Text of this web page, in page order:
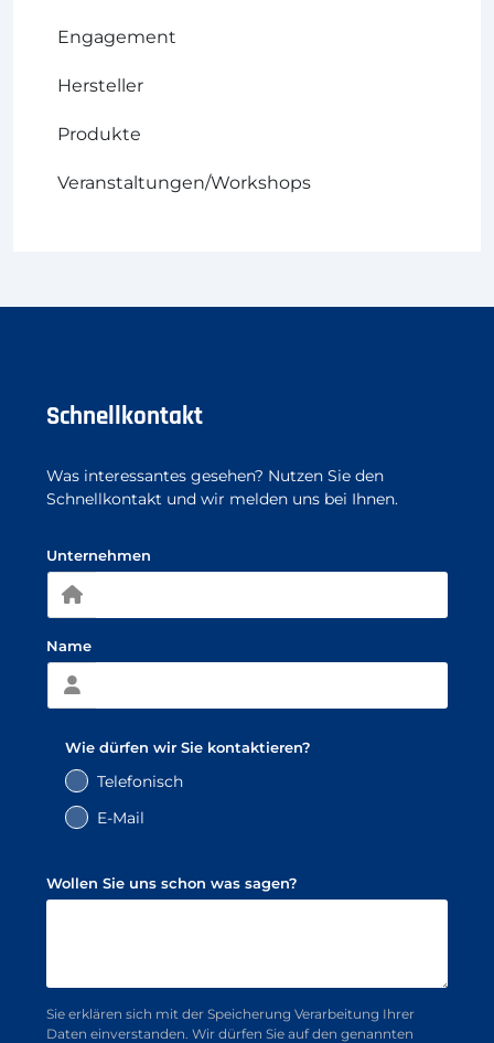
Engagement
Hersteller
Produkte
Veranstaltungen/Workshops
Schnellkontakt
Was interessantes gesehen? Nutzen Sie den
Schnellkontakt und wir melden uns bei Ihnen.
Unternehmen
Name
Wie dürfen wir Sie kontaktieren?
Telefonisch
E-Mail
Wollen Sie uns schon was sagen?
Sie erklären sich mit der Speicherung Verarbeitung Ihrer
Daten einverstanden. Wir dürfen Sie auf den genannten